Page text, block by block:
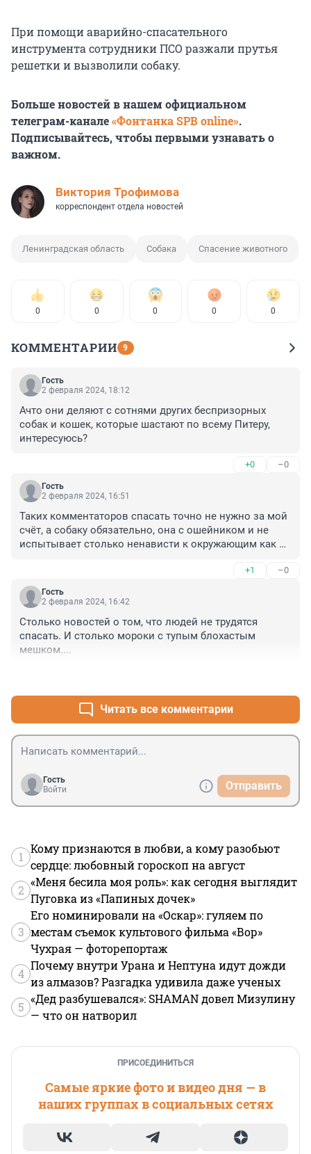
При помощи аварийно-спасательного
инструмента сотрудники ПСО разжали прутья
решетки и вызволили собаку.
Больше новостей в нашем официальном
телеграм-канале«Фонтанка SPB online».
Подписывайтесь, чтобы первыми узнавать о
важном.
Виктория Трофимова
корреспондент отдела новостей
Ленинградская область Собака Спасение животного
0 0 0 0 0
КОММЕНТАРИИ 9
Гость
2 февраля 2024, 18:12
Ачто они деляют с сотнями других беспризорных
собак и кошек, которые шастают по всему Питеру,
интересуюсь?
+0 –0
Гость
2 февраля 2024, 16:51
Таких комментаторов спасать точно не нужно за мой
счёт, а собаку обязательно, она с ошейником и не
испытывает столько ненависти к окружающим как
+1 –0
Гость
2 февраля 2024, 16:42
Столько новостей о том, что людей не трудятся
спасать. И столько мороки с тупым блохастым
мешком....
Читать все комментарии
Гость
Войти
Отправить
1
Кому признаются в любви, а кому разобьют
сердце: любовный гороскоп на август
2
«Меня бесила моя роль»: как сегодня выглядит
Пуговка из «Папиных дочек»
3
Его номинировали на «Оскар»: гуляем по
местам съемок культового фильма «Вор»
Чухрая — фоторепортаж
4
Почему внутри Урана и Нептуна идут дожди
из алмазов? Разгадка удивила даже ученых
5
«Дед разбушевался»: SHAMAN довел Мизулину
— что он натворил
ПРИСОЕДИНИТЬСЯ
Самые яркие фото и видео дня — в
наших группах в социальных сетях